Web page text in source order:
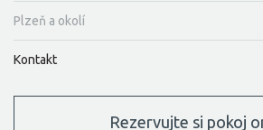
Plzeň a okolí
Kontakt
rezervujte si pokoj